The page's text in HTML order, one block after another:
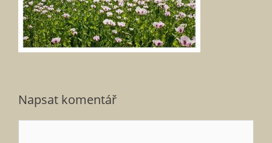
Napsat komentář